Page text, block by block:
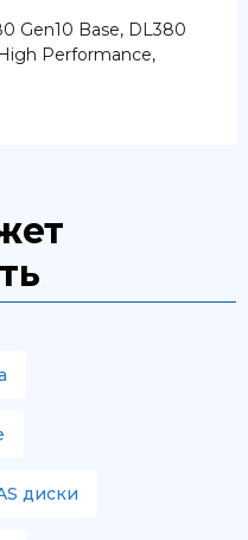
Gen10 Base, DL380
Performance,
диски